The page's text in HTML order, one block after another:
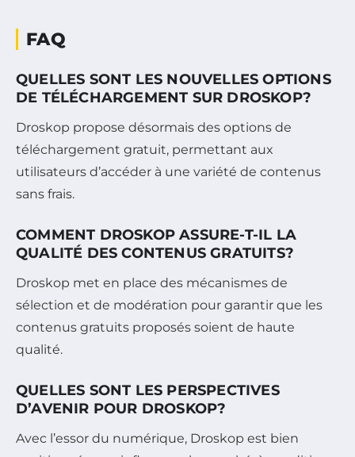
FAQ
QUELLES SONT LES NOUVELLES OPTIONS
DE TÉLÉCHARGEMENT SUR DROSKOP?
Droskop propose désormais des options de
téléchargement gratuit, permettant aux
utilisateurs d’accéder à une variété de contenus
sans frais.
COMMENT DROSKOP ASSURE-T-IL LA
QUALITÉ DES CONTENUS GRATUITS?
Droskop met en place des mécanismes de
sélection et de modération pour garantir que les
contenus gratuits proposés soient de haute
qualité.
QUELLES SONT LES PERSPECTIVES
D’AVENIR POUR DROSKOP?
Avec l’essor du numérique, Droskop est bien